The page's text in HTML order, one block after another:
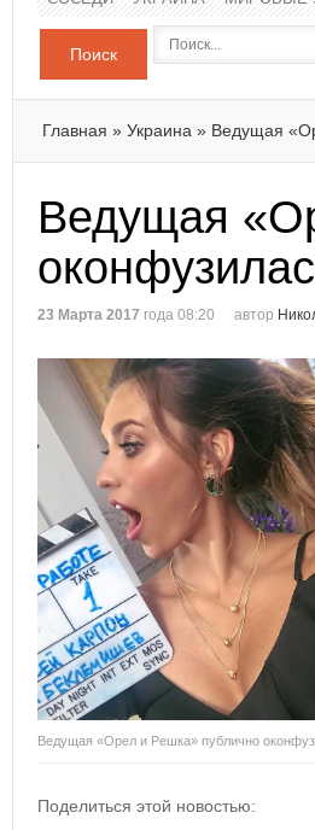
Поиск
Главная » Украина » Ведущая
Ведущая
23 Марта 2017 года 08:20 автор
Ведущая «Орел и Решка» публично
Поделиться этой новостью: